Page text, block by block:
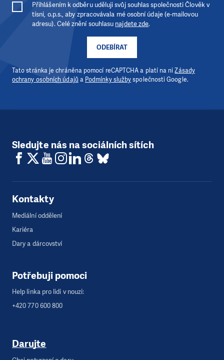
ODEBÍRAT
Přihlášením k odběru uděluji svůj souhlas společnosti Člověk v
tísni, o.p.s., aby zpracovávala mé osobní údaje (e-mailovou
adresu). Celé znění souhlasu najdete zde.
Tato stránka je chráněna pomocí reCAPTCHA a platí na niZásady
ochrany osobních údajů a Podmínky službyspolečnosti Google.
Sledujte nás na sociálních sítích
Kontakty
Mediální oddělení
Kariéra
Dary a dárcovství
Potřebuji pomoci
Help linka pro lidi v nouzi:
+420 770 600 800
Darujte